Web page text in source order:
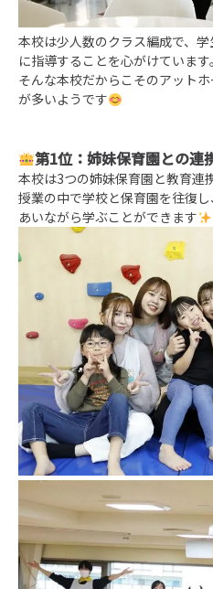
本校は少人数のクラス編成で、
に指導することを心がけています。
そんな本校だからこそのアット
が多いようです
第1位：姉妹保育園との連
本校は3つの姉妹保育園と教育連
授業の中で学校と保育園を往復
あいながら学ぶことができます